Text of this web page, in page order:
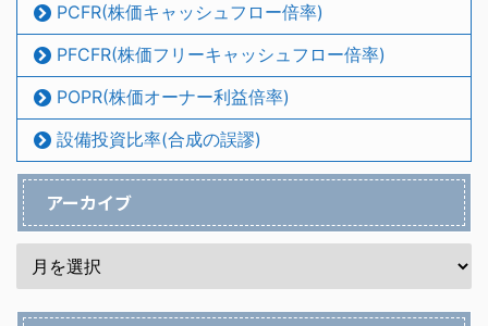
PCFR(株価キャッシュフロー倍率)
PFCFR(株価フリーキャッシュフロー倍率)
POPR(株価オーナー利益倍率)
設備投資比率(合成の誤謬)
アーカイブ